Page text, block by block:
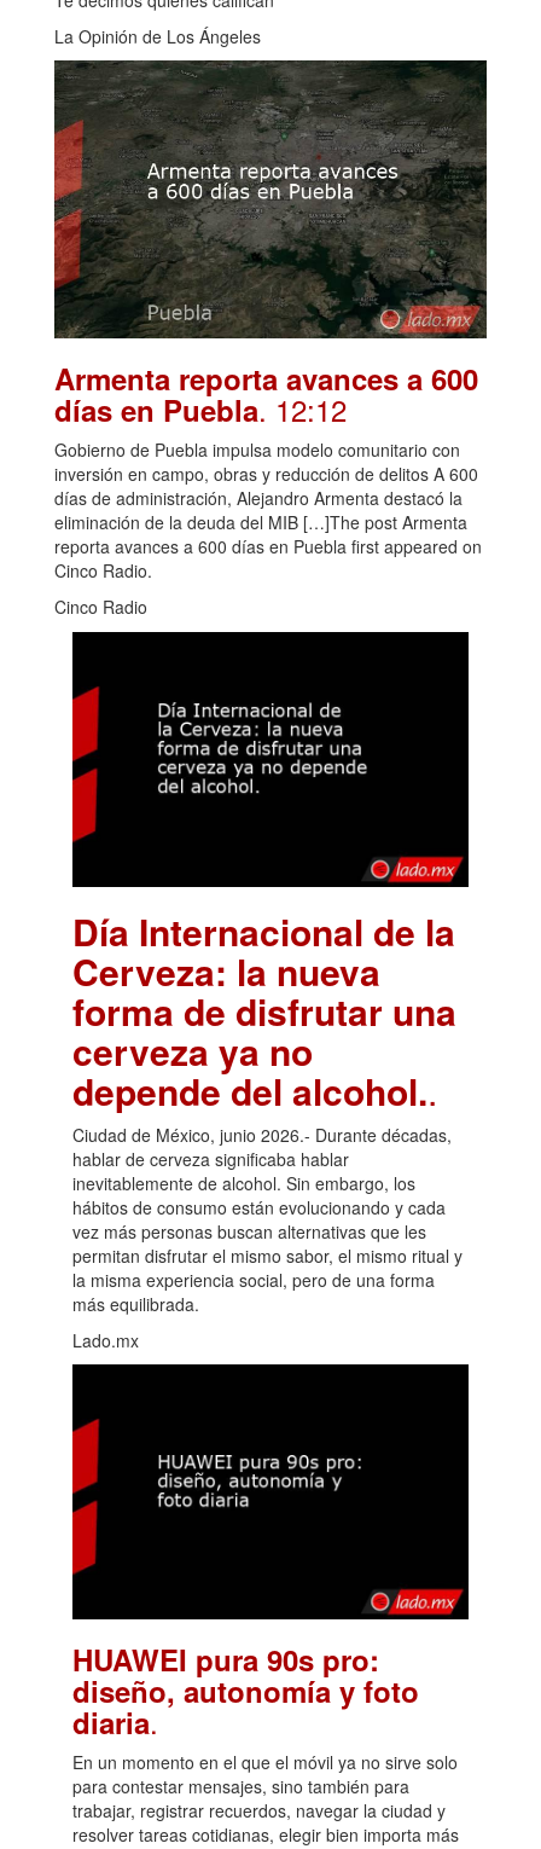
La Opinión de Los Ángeles
Armenta reporta avances a 600
días en Puebla. 12:12
Gobierno de Puebla impulsa modelo comunitario con
inversión en campo, obras y reducción de delitos A 600
días de administración, Alejandro Armenta destacó la
eliminación de la deuda del MIB […]The post Armenta
reporta avances a 600 días en Puebla first appeared on
Cinco Radio.
Cinco Radio
Día Internacional de la
Cerveza: la nueva
forma de disfrutar una
cerveza ya no
depende del alcohol..
Ciudad de México, junio 2026.- Durante décadas,
hablar de cerveza significaba hablar
inevitablemente de alcohol. Sin embargo, los
hábitos de consumo están evolucionando y cada
vez más personas buscan alternativas que les
permitan disfrutar el mismo sabor, el mismo ritual y
la misma experiencia social, pero de una forma
más equilibrada.
Lado.mx
HUAWEI pura 90s pro:
diseño, autonomía y foto
diaria.
En un momento en el que el móvil ya no sirve solo
para contestar mensajes, sino también para
trabajar, registrar recuerdos, navegar la ciudad y
resolver tareas cotidianas, elegir bien importa más